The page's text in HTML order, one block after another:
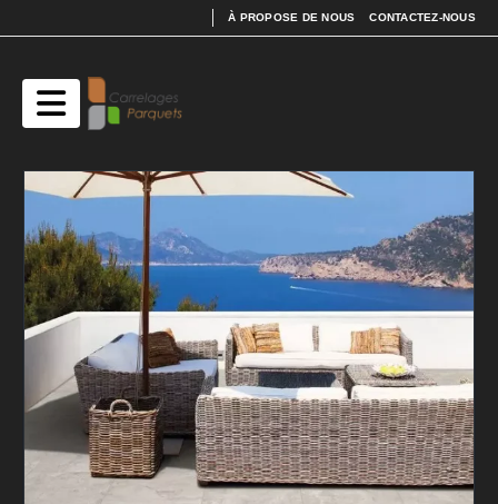
À PROPOSE DE NOUS CONTACTEZ-NOUS